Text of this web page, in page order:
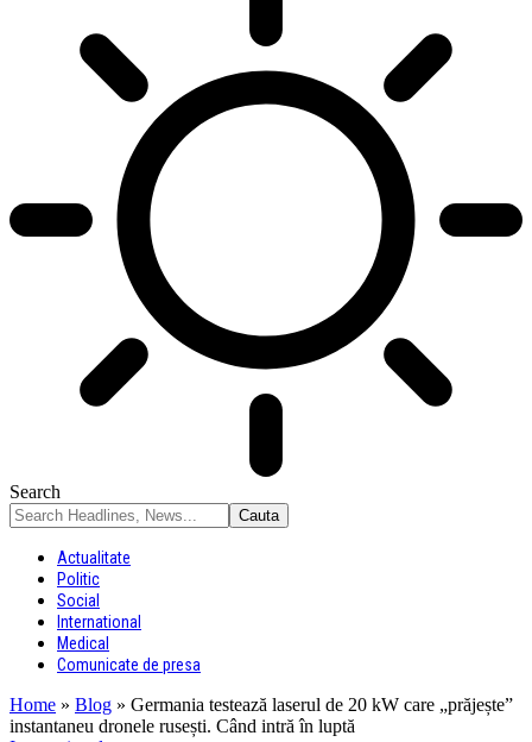
Search
Actualitate
Politic
Social
International
Medical
Comunicate de presa
Home » Blog » Germania testează laserul de 20 kW care „prăjește”
instantaneu dronele rusești. Când intră în luptă